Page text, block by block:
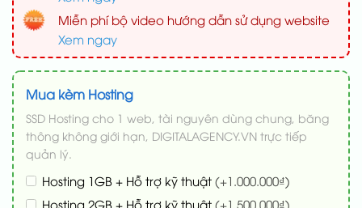
Miễn phí bộ video hướng dẫn sử dụng website
Xem ngay
Mua kèm Hosting
SSD Hosting cho 1 web, tài nguyên dùng chung, băng
thông không giới hạn, DIGITALAGENCY.VN trực tiếp
quản lý.
Hosting 1GB + Hỗ trợ kỹ thuật (+1.000.000₫)
Hosting 2GB + Hỗ trợ kỹ thuật (+1.500.000₫)